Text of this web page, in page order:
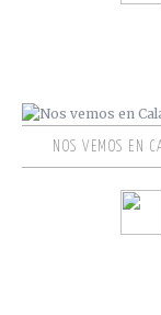
NOS VEMOS EN